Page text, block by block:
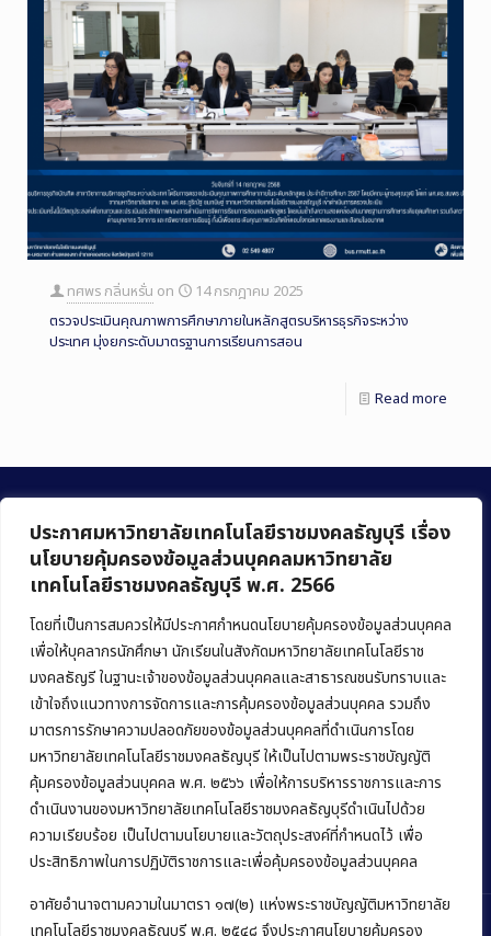
ประกาศมหาวิทยาลัยเทคโนโลยีราชมงคลธัญบุรี เรื่อง
นโยบายคุ้มครองข้อมูลส่วนบุคคลมหาวิทยาลัย
เทคโนโลยีราชมงคลธัญบุรี พ.ศ. 2566
โดยที่เป็นการสมควรให้มีประกาศกำหนดนโยบายคุ้มครองข้อมูลส่วนบุคคล
เพื่อให้บุคลากรนักศึกษา นักเรียนในสังกัดมหาวิทยาลัยเทคโนโลยีราช
มงคลธัญรี ในฐานะเจ้าของข้อมูลส่วนบุคคลและสาธารณชนรับทราบและ
เข้าใจถึงแนวทางการจัดการและการคุ้มครองข้อมูลส่วนบุคคล รวมถึง
มาตรการรักษาความปลอดภัยของข้อมูลส่วนบุคคลที่ดำเนินการโดย
มหาวิทยาลัยเทคโนโลยีราชมงคลธัญบุรี ให้เป็นไปตามพระราชบัญญัติ
คุ้มครองข้อมูลส่วนบุคคล พ.ศ. ๒๕๖๖ เพื่อให้การบริหารราชการและการ
ดำเนินงานของมหาวิทยาลัยเทคโนโลยีราชมงคลธัญบุรีดำเนินไปด้วย
ความเรียบร้อย เป็นไปตามนโยบายและวัตถุประสงค์ที่กำหนดไว้ เพื่อ
ประสิทธิภาพในการปฏิบัติราชการและเพื่อคุ้มครองข้อมูลส่วนบุคคล
อาศัยอำนาจตามความในมาตรา ๑๗(๒) แห่งพระราชบัญญัติมหาวิทยาลัย
เทคโนโลยีราชมงคลธัญบุรี พ.ศ. ๒๕๔๘ จึงประกาศนโยบายคุ้มครอง
ทศพร กลิ่นหรั่น on
14 กรกฎาคม 2025
ตรวจประเมินคุณภาพการศึกษาภายในหลักสูตรบริหารธุรกิจระหว่าง
ประเทศ มุ่งยกระดับมาตรฐานการเรียนการสอน
Read more
คณะบริหารธุรกิจ
มหาวิทยาลัยเทคโนโลยีราชมงคลธัญบุรี
39 หมู่ 1 ถนนรังสิต-นครนายก ตำบลคลองหก
อำเภอคลองหลวง จังหวัดปทุมธานี 12120
Phone:+66 (0) 2549 3243,+66 (0) 2549 3241
E-mail:bus@rmutt.ac.th